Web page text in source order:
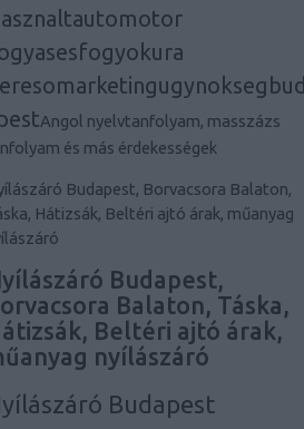
Angol nyelvtanfolyam, masszázs
és más érdekességek
Budapest, Borvacsora Balaton,
Hátizsák, Beltéri ajtó árak, műanyag
Budapest,
Balaton, Táska,
Beltéri ajtó árak,
nyílászáró
Budapest